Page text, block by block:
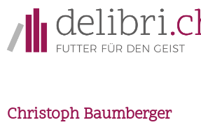
Christoph Baumberger